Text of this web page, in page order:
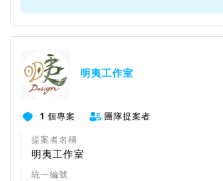
明夷工作室
1 個專案
團隊提案者
提案者名稱
明夷工作室
統一編號